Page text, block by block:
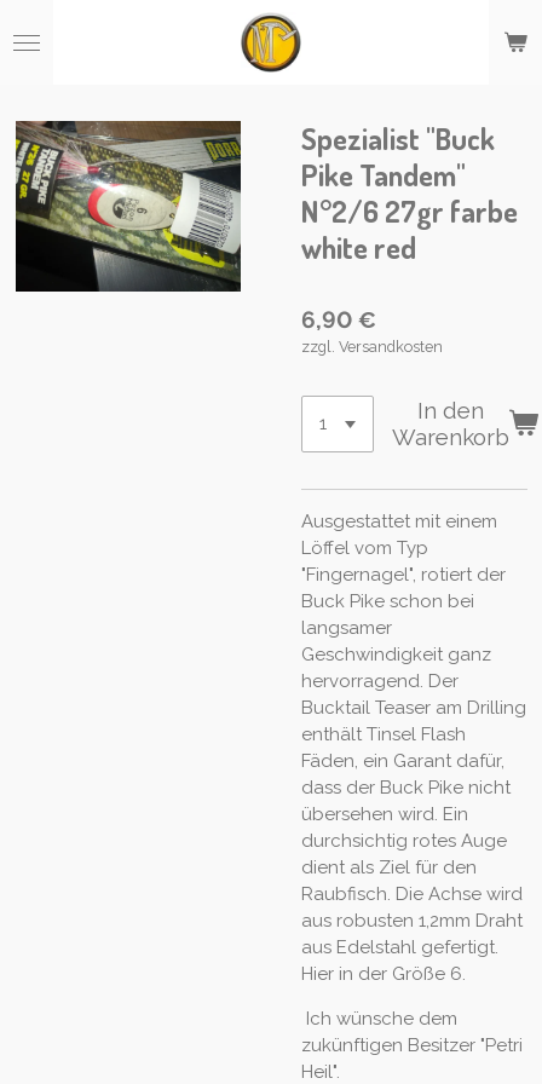
Hauptinhalt
Spezialist "Buck
Pike Tandem"
N°2/6 27gr farbe
white red
6,90 €
zzgl. Versandkosten
In den
Warenkorb
Ausgestattet mit einem
Löffel vom Typ
"Fingernagel", rotiert der
Buck Pike schon bei
langsamer
Geschwindigkeit ganz
hervorragend. Der
Bucktail Teaser am Drilling
enthält Tinsel Flash
Fäden, ein Garant dafür,
dass der Buck Pike nicht
übersehen wird. Ein
durchsichtig rotes Auge
dient als Ziel für den
Raubfisch. Die Achse wird
aus robusten 1,2mm Draht
aus Edelstahl gefertigt.
Hier in der Größe 6.
Ich wünsche dem
zukünftigen Besitzer "Petri
Heil".